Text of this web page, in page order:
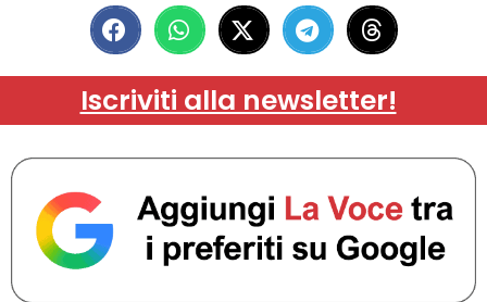
Iscriviti alla newsletter!